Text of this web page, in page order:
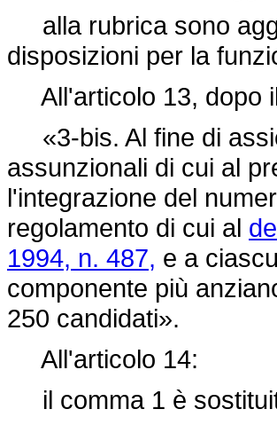
alla rubrica sono
disposizioni per la
All'articolo 13, dopo
«3-bis. Al fine di
assunzionali di cui al
l'integrazione del
regolamento di cui al
1994, n. 487, e a
componente più
250 candidati».
All'articolo 14:
il comma 1 è